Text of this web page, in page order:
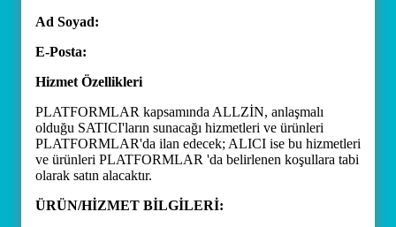
Ad Soyad:
E-Posta:
Hizmet Özellikleri
PLATFORMLAR kapsamında ALLZİN, anlaşmalı
olduğu SATICI'ların sunacağı hizmetleri ve ürünleri
PLATFORMLAR'da ilan edecek; ALICI ise bu hizmetleri
ve ürünleri PLATFORMLAR 'da belirlenen koşullara tabi
olarak satın alacaktır.
ÜRÜN/HİZMET BİLGİLERİ: